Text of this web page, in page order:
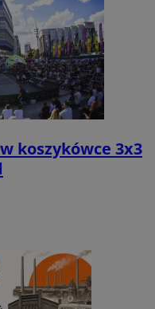
koszykówce 3x3